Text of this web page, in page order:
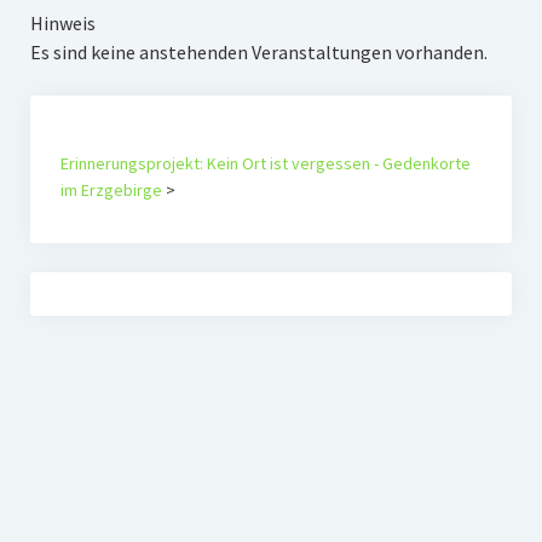
Hinweis
Es sind keine anstehenden Veranstaltungen vorhanden.
Erinnerungsprojekt: Kein Ort ist vergessen - Gedenkorte
im Erzgebirge >